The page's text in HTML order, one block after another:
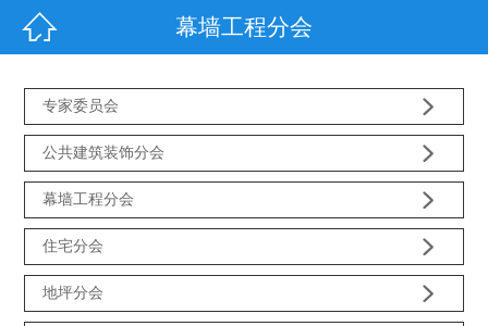
 幕墙工程分会
专家委员会 
公共建筑装饰分会 
幕墙工程分会 
住宅分会 
地坪分会 